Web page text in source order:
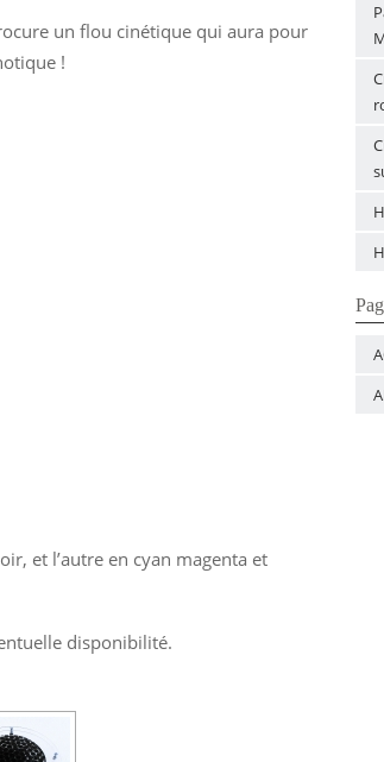
un flou cinétique qui aura pour
!
et l’autre en cyan magenta et
disponibilité.